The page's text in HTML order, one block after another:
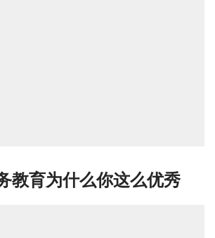
教育为什么你这么优秀